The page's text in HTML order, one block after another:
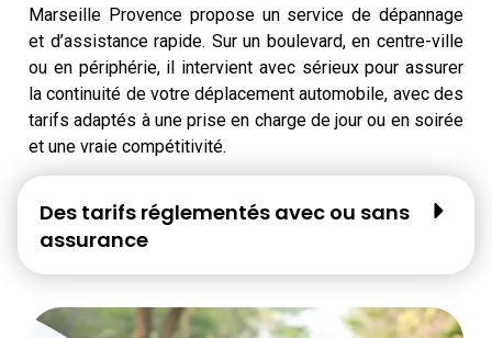
Marseille Provence propose un service de dépannage
et d’assistance rapide. Sur un boulevard, en centre-ville
ou en périphérie, il intervient avec sérieux pour assurer
la continuité de votre déplacement automobile, avec des
tarifs adaptés à une prise en charge de jour ou en soirée
et une vraie compétitivité.
Des tarifs réglementés avec ou sans
assurance